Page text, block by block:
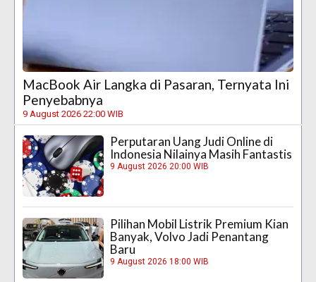
MacBook Air Langka di Pasaran, Ternyata Ini
Penyebabnya
9 August 2026 22:00 WIB
Perputaran Uang Judi Online di
Indonesia Nilainya Masih Fantastis
9 August 2026 20:00 WIB
Pilihan Mobil Listrik Premium Kian
Banyak, Volvo Jadi Penantang
Baru
9 August 2026 18:00 WIB